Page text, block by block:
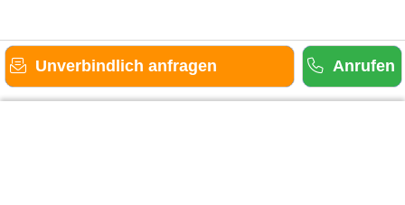
Unverbindlich anfragen Anrufen